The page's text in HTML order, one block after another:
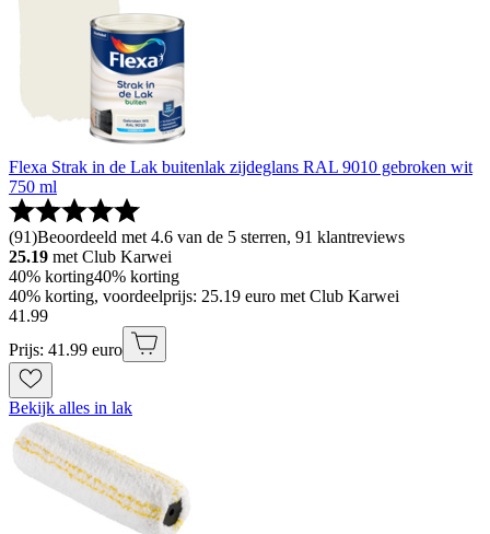
Flexa Strak in de Lak buitenlak zijdeglans RAL 9010 gebroken wit
750 ml
(91)Beoordeeld met 4.6 van de 5 sterren, 91 klantreviews
25.19 met Club Karwei
40% korting40% korting
40% korting, voordeelprijs: 25.19 euro met Club Karwei
41 .99
Prijs: 41.99 euro
Bekijk alles in lak